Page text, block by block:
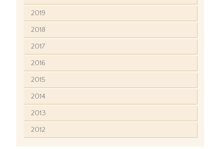
2019
2018
2017
2016
2015
2014
2013
2012